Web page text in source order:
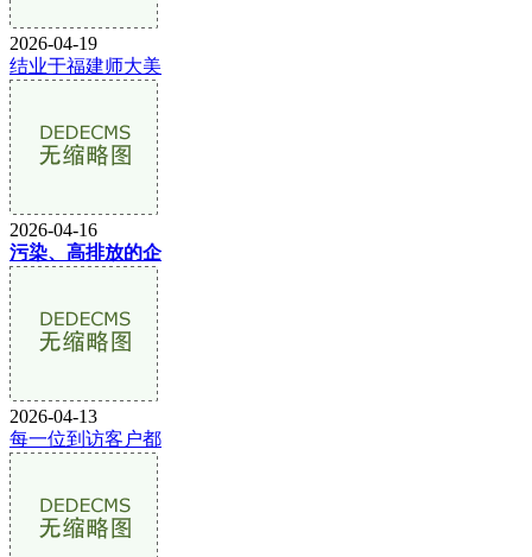
2026-04-19
结业于福建师大美
2026-04-16
污染、高排放的企
2026-04-13
每一位到访客户都